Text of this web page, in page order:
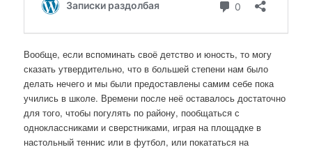
Вообще, если вспоминать своё детство и юность, то могу
сказать утвердительно, что в большей степени нам было
делать нечего и мы были предоставлены самим себе пока
учились в школе. Времени после неё оставалось достаточно
для того, чтобы погулять по району, пообщаться с
одноклассниками и сверстниками, играя на площадке в
настольный теннис или в футбол, или покататься на